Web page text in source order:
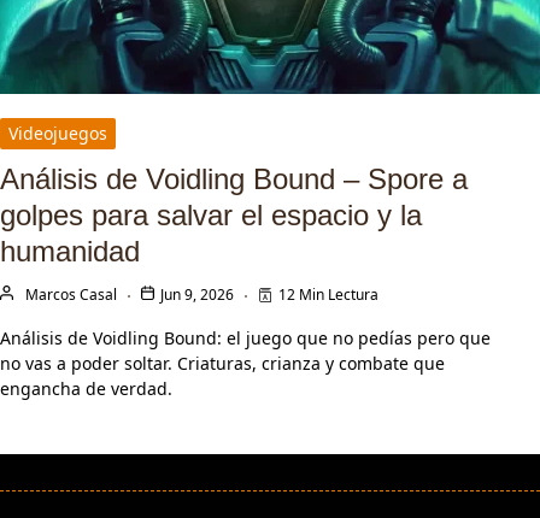
Videojuegos
Análisis de Voidling Bound – Spore a
golpes para salvar el espacio y la
humanidad
Marcos Casal Jun 9, 2026 12 Min Lectura
Análisis de Voidling Bound: el juego que no pedías pero que
no vas a poder soltar. Criaturas, crianza y combate que
engancha de verdad.